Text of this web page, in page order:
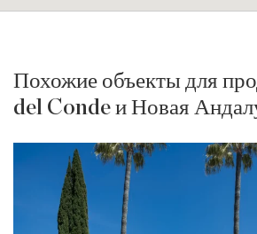
Похожие объекты для
del Conde и Новая